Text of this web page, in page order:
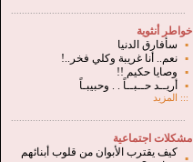
خواطر أنثوية
▪
سأفارق الدنيا
▪
نعم.. أنا غريبة وكلي فخر..!
▪
وصايا حكيم !!
▪
أريــد حــبــاً . . وحبيبـاً
:::
المزيد
مشكلات اجتماعية
▪
كيف يقترب الأبوان من قلوب أبنائهم